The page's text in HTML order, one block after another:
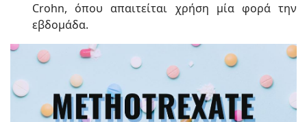
Crohn, όπου απαιτείται χρήση μία φορά την
εβδομάδα.